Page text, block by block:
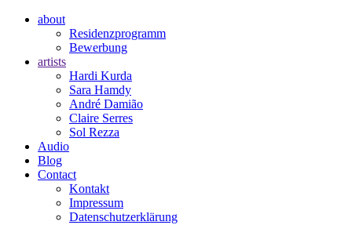
about
Residenzprogramm
Bewerbung
artists
Hardi Kurda
Sara Hamdy
André Damião
Claire Serres
Sol Rezza
Audio
Blog
Contact
Kontakt
Impressum
Datenschutzerklärung